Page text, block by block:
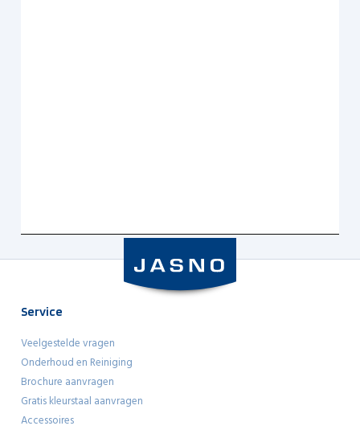
Service
Veelgestelde vragen
Onderhoud en Reiniging
Brochure aanvragen
Gratis kleurstaal aanvragen
Accessoires